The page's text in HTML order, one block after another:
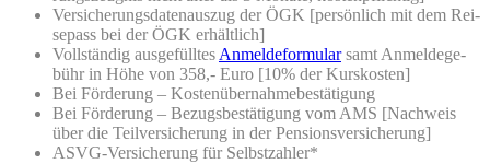
Ver­si­che­rungs­da­ten­aus­zug der ÖGK [per­sön­lich mit dem Rei­
se­pass bei der ÖGK erhältlich]
Voll­stän­dig aus­ge­füll­tesAnmel­de­for­mu­larsamt Anmel­de­ge­
bühr in Höhe von 358,- Euro [10% der Kurskosten]
Bei För­de­rung – Kostenübernahmebestätigung
Bei För­de­rung – Bezugs­be­stä­ti­gung vom AMS [Nach­weis
über die Teil­ver­si­che­rung in der Pensionsversicherung]
ASVG-Ver­si­che­rung für Selbstzahler*